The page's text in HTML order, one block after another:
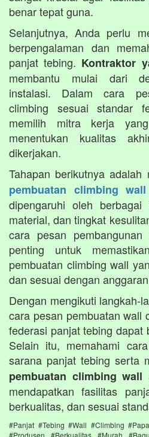
benar tepat guna.
Selanjutnya, Anda perlu
berpengalaman dan
panjat tebing. Kontraktor
membantu mulai dari
instalasi. Dalam cara
climbing sesuai standar
memilih mitra kerja
menentukan kualitas
dikerjakan.
Tahapan berikutnya adalah
pembuatan climbing wall
dipengaruhi oleh
material, dan tingkat
cara pesan
penting untuk
pembuatan climbing wall
dan sesuai dengan
Dengan mengikuti langkah-
cara pesan pembuatan wall
federasi panjat tebing dapat
Selain itu, memahami
sarana panjat tebing serta
pembuatan climbing wall
mendapatkan fasilitas
berkualitas, dan sesuai
#Panjat #Tebing #Wall #Climbing
#Produsen #Berkualitas #Murah